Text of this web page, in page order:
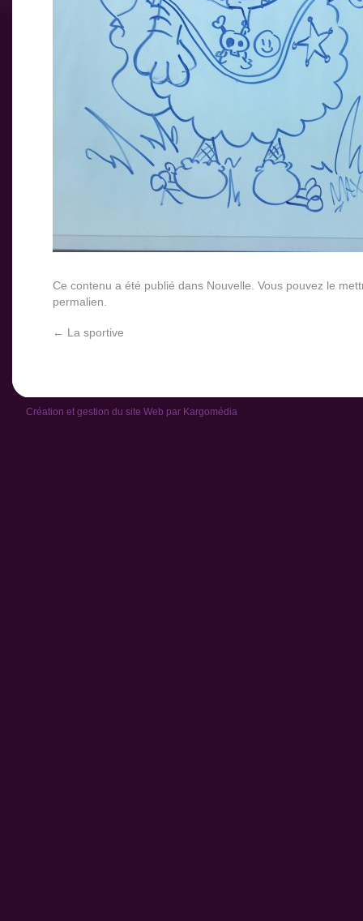
Ce contenu a été publié dans Nouvelle . Vous pouvez le
permalien
← La sportive
Création et gestion du site Web par Kargomédia